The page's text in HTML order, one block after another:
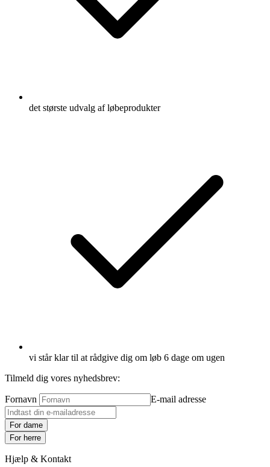
det største udvalg af løbeprodukter
vi står klar til at rådgive dig om løb 6 dage om ugen
Tilmeld dig vores nyhedsbrev:
Fornavn E-mail adresse
For dame
For herre
Hjælp & Kontakt